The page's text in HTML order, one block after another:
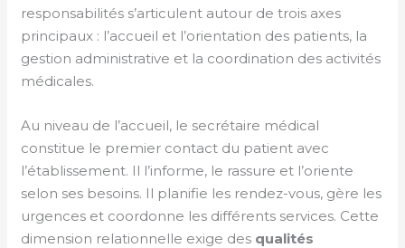
responsabilités s’articulent autour de trois axes
principaux : l’accueil et l’orientation des patients, la
gestion administrative et la coordination des activités
médicales.
Au niveau de l’accueil, le secrétaire médical
constitue le premier contact du patient avec
l’établissement. Il l’informe, le rassure et l’oriente
selon ses besoins. Il planifie les rendez-vous, gère les
urgences et coordonne les différents services. Cette
dimension relationnelle exige des qualités